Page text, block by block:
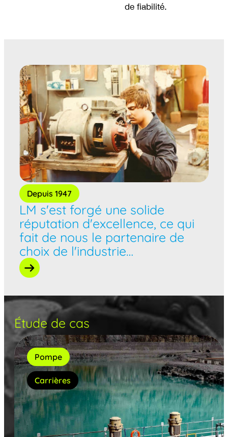
de fiabilité.
Depuis 1947
LM s'est forgé une solide
réputation d'excellence, ce qui
fait de nous le partenaire de
choix de l'industrie…
Étude de cas
Pompe
Carrières